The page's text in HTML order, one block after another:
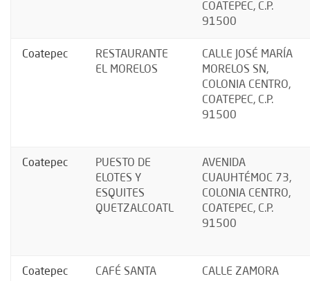
COATEPEC, C.P.
91500
Coatepec
RESTAURANTE
EL MORELOS
CALLE JOSÉ MARÍA
MORELOS SN,
COLONIA CENTRO,
COATEPEC, C.P.
91500
Coatepec
PUESTO DE
ELOTES Y
ESQUITES
QUETZALCOATL
AVENIDA
CUAUHTÉMOC 73,
COLONIA CENTRO,
COATEPEC, C.P.
91500
Coatepec
CAFÉ SANTA
CALLE ZAMORA